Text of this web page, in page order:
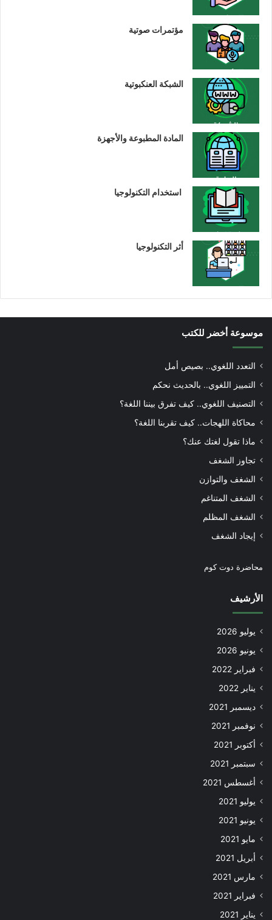
مؤتمرات صوتية
الشبكة العنكبوتية
المادة المطبوعة والأجهزة
استخدام التكنولوجيا
أثر التكنولوجيا
موسوعة أخضر للكتب
التعدد اللغوي.. بصيص أمل
التمييز اللغوي.. بالحديث نحكم
التصنيف اللغوي.. كيف تفرق بيننا اللغة؟
محاكاة اللهجات.. كيف تقربنا اللغة؟
ماذا تقول لغتك عنك؟
تجاوز الشغف
الشغف والتوازن
الشغف المتناغم
الشغف المظلم
إيجاد الشغف
محاضرة دوت كوم
الأرشيف
يوليو 2026
يونيو 2026
فبراير 2022
يناير 2022
ديسمبر 2021
نوفمبر 2021
أكتوبر 2021
سبتمبر 2021
أغسطس 2021
يوليو 2021
يونيو 2021
مايو 2021
أبريل 2021
مارس 2021
فبراير 2021
يناير 2021